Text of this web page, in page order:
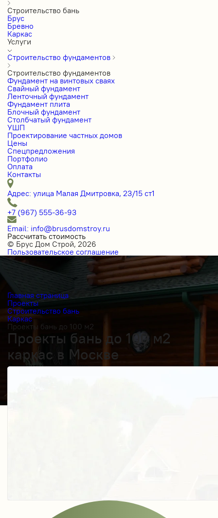
Строительство бань
Брус
Бревно
Каркас
Услуги
Строительство фундаментов
Строительство фундаментов
Фундамент на винтовых сваях
Свайный фундамент
Ленточный фундамент
Фундамент плита
Блочный фундамент
Столбчатый фундамент
УШП
Проектирование частных домов
Цены
Спецпредложения
Портфолио
Оплата
Контакты
Адрес: улица Малая Дмитровка, 23/15 ст1
+7 (967) 555-36-93
Email: info@brusdomstroy.ru
Рассчитать стоимость
© Брус Дом Строй, 2026
Пользовательское соглашение
Главная страница
Проекты
Строительство бань
Каркас
Проекты бань до 100 м2
Проекты бань до 100 м2
каркас в Москве
Получить косультацию